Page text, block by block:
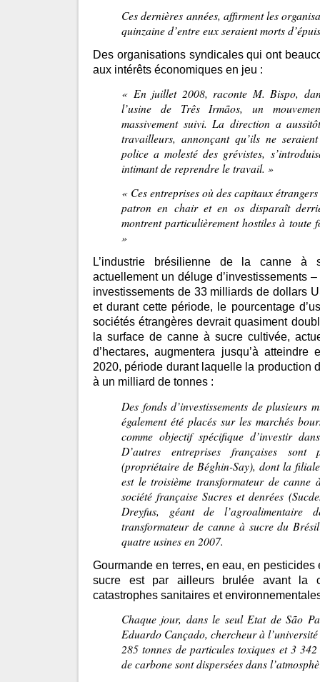
Ces dernières années, affirment les
quinzaine d’entre eux seraient morts
Des organisations syndicales qui ont
aux intérêts économiques en jeu :
« En juillet 2008, raconte M. Bispo,
l’usine de Três Irmãos, un
massivement suivi. La direction a
travailleurs, annonçant qu’ils ne
police a molesté des grévistes,
intimant de reprendre le travail. »
« Ces entreprises où des capitaux
patron en chair et en os disparaît
montrent particulièrement hostiles à toute
»
L’industrie brésilienne de la canne à
actuellement un déluge d’investissements
investissements de 33 milliards de dollars
et durant cette période, le pourcentage
sociétés étrangères devrait quasiment
la surface de canne à sucre cultivée,
d’hectares, augmentera jusqu’à atteindre
2020, période durant laquelle la production
à un milliard de tonnes :
Des fonds d’investissements de plusieurs
également été placés sur les marchés
comme objectif spécifique d’investir
D’autres entreprises françaises sont
(propriétaire de Béghin-Say), dont la
est le troisième transformateur de
société française Sucres et denrées
Dreyfus, géant de l’agroalimentaire
transformateur de canne à sucre du
quatre usines en 2007.
Gourmande en terres, en eau, en pesticides
sucre est par ailleurs brulée avant la
catastrophes sanitaires et
Chaque jour, dans le seul Etat de São
Eduardo Cançado, chercheur à
285 tonnes de particules toxiques et 3
de carbone sont dispersées dans